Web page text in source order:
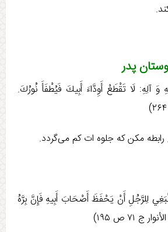
وَ آلِهِ:‏‏ لَا تَقْطَعْ أَوِدَّاءَ أَبِيكَ فَيُطْفَأَ نُورُكَ.
مكن كه جلوه ات كم می‌گردد.
لِلرَّجُلِ أَنْ يَحْفَظَ أَصْحَابَ أَبِيهِ فَإِنَّ بِرَّهُ
ج ‏۷۱ ص ۱۹۵)